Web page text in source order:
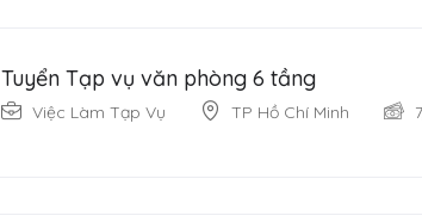
Tuyển Tạp vụ văn phòng 6 tầng
Việc Làm Tạp Vụ TP Hồ Chí Minh